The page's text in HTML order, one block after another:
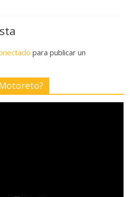
para publicar un